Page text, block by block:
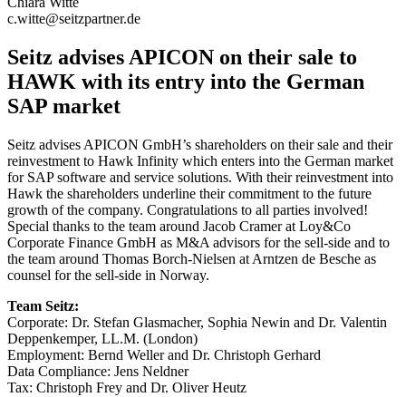
c.witte@seitzpartner.de
Seitz advises APICON on their sale to
HAWK with its entry into the German
SAP market
Seitz advises APICON GmbH’s shareholders on their sale and their
reinvestment to Hawk Infinity which enters into the German market
for SAP software and service solutions. With their reinvestment into
Hawk the shareholders underline their commitment to the future
growth of the company. Congratulations to all parties involved!
Special thanks to the team around Jacob Cramer at Loy&Co
Corporate Finance GmbH as M&A advisors for the sell-side and to
the team around Thomas Borch-Nielsen at Arntzen de Besche as
counsel for the sell-side in Norway.
Team Seitz:
Corporate: Dr. Stefan Glasmacher, Sophia Newin and Dr. Valentin
Deppenkemper, LL.M. (London)
Employment: Bernd Weller and Dr. Christoph Gerhard
Data Compliance: Jens Neldner
Tax: Christoph Frey and Dr. Oliver Heutz